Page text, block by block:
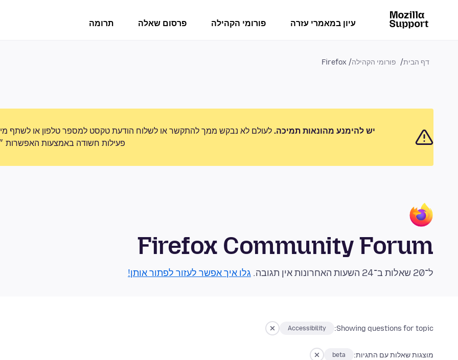
עיון במאמרי עזרה פורומי הקהילה פרסום שאלה תרומה
דף הבית פורומי הקהילה Firefox
יש להימנע מהונאות תמיכה. לעולם לא נבקש ממך להתקשר או לשלוח הודעת טקסט למספר טלפון או לשתף
פעילות חשודה באמצעות האפשרות
Firefox Community Forum
ל־20 שאלות ב־24 השעות האחרונות אין תגובה. גלו איך אפשר לעזור לפתור אותן!
Showing questions for topic:
Accessibility
מוצגות שאלות עם התגיות: beta